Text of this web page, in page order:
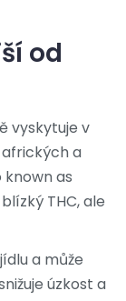
od
vyskytuje v
a
known as
THC, ale
a může
úzkost a